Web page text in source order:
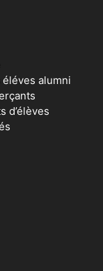
alumni
d’élèves